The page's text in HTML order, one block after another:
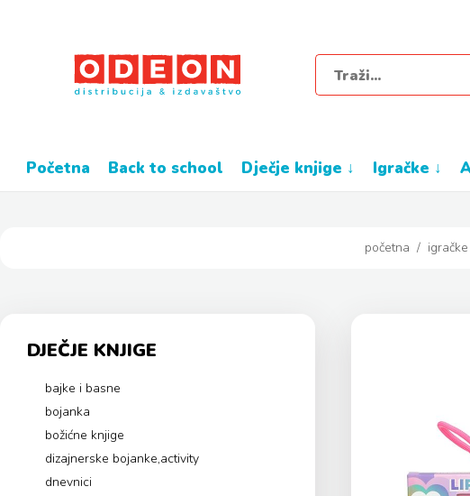
početna back to school dječje knjige ↓ igračke ↓
početna / igračke
DJEČJE KNJIGE
bajke i basne
bojanka
božićne knjige
dizajnerske bojanke,activity
dnevnici